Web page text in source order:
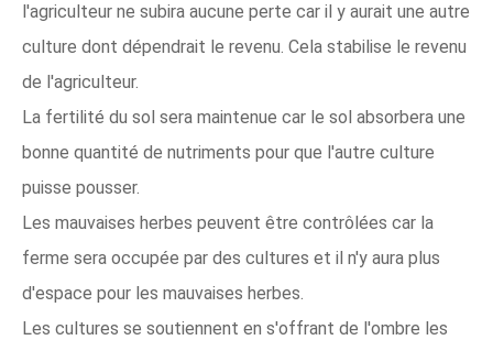
l'agriculteur ne subira aucune perte car il y aurait une autre
culture dont dépendrait le revenu. Cela stabilise le revenu
de l'agriculteur.
La fertilité du sol sera maintenue car le sol absorbera une
bonne quantité de nutriments pour que l'autre culture
puisse pousser.
Les mauvaises herbes peuvent être contrôlées car la
ferme sera occupée par des cultures et il n'y aura plus
d'espace pour les mauvaises herbes.
Les cultures se soutiennent en s'offrant de l'ombre les